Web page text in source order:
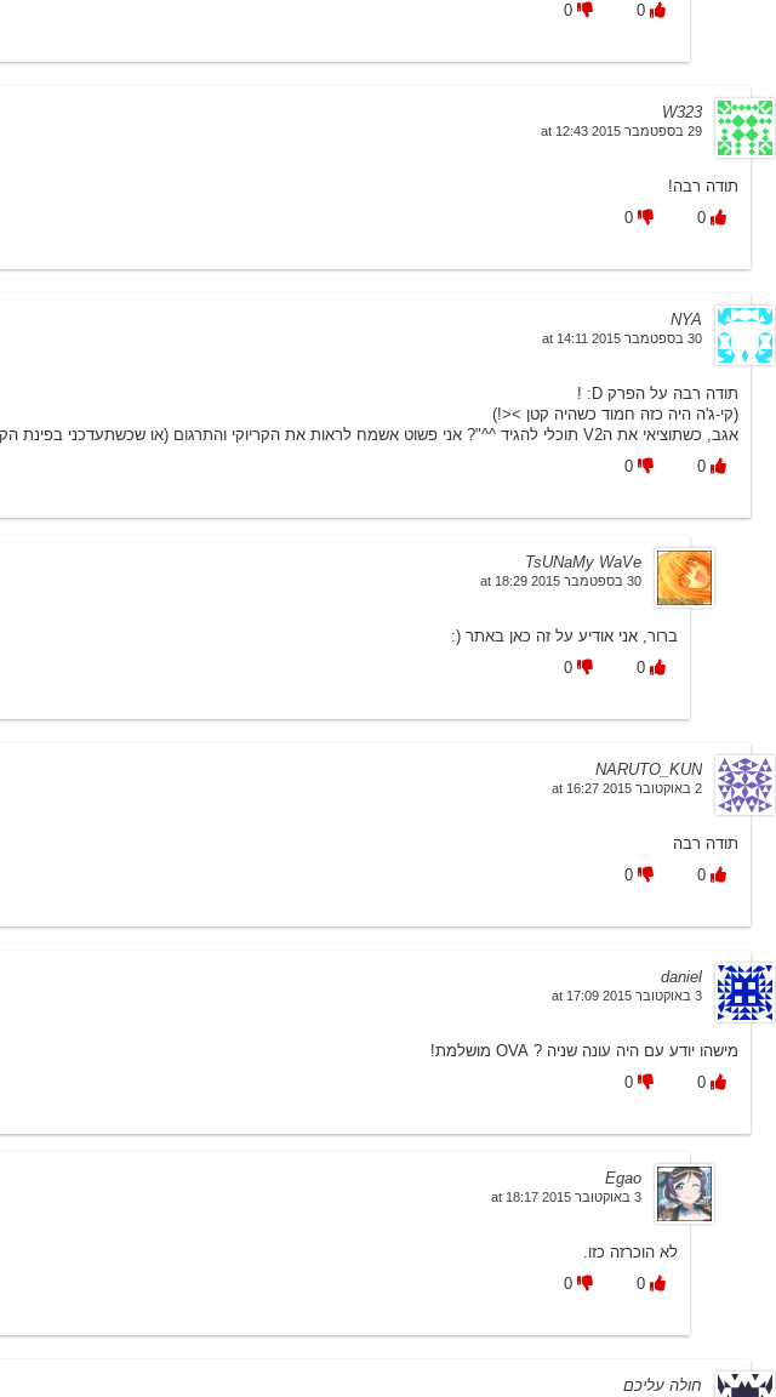
0
0
W323
29 בספטמבר 2015 at 12:43
תודה רבה!
0
0
NYA
30 בספטמבר 2015 at 14:11
תודה רבה על הפרק D: !
(קי-ג'ה היה כזה חמוד כשהיה קטן ><!)
אגב, כשתוציאי את הV2 תוכלי להגיד ^^"? אני פשוט אשמח לראות את הקריוקי והתרגום (או שכשתעדכני בפינת הקריוקי <: )
0
0
TsUNaMy WaVe
30 בספטמבר 2015 at 18:29
ברור, אני אודיע על זה כאן באתר (:
0
0
NARUTO_KUN
2 באוקטובר 2015 at 16:27
תודה רבה
0
0
daniel
3 באוקטובר 2015 at 17:09
מישהו יודע עם היה עונה שניה ? OVA מושלמת!
0
0
Egao
3 באוקטובר 2015 at 18:17
לא הוכרזה כזו.
0
0
חולה עליכם